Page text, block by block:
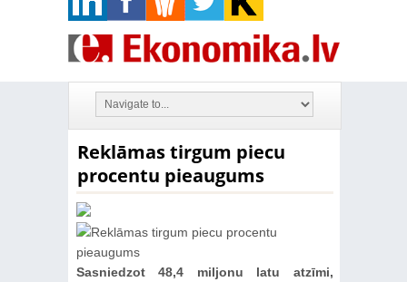
Reklāmas tirgum piecu
procentu pieaugums
Sasniedzot 48,4 miljonu latu atzīmi,